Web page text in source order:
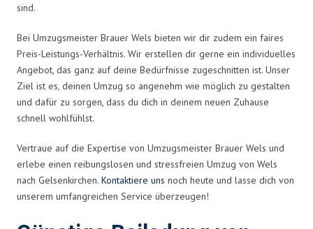
sind.
Bei Umzugsmeister Brauer Wels bieten wir dir zudem ein faires
Preis-Leistungs-Verhältnis. Wir erstellen dir gerne ein individuelles
Angebot, das ganz auf deine Bedürfnisse zugeschnitten ist. Unser
Ziel ist es, deinen Umzug so angenehm wie möglich zu gestalten
und dafür zu sorgen, dass du dich in deinem neuen Zuhause
schnell wohlfühlst.
Vertraue auf die Expertise von Umzugsmeister Brauer Wels und
erlebe einen reibungslosen und stressfreien Umzug von Wels
nach Gelsenkirchen. Kontaktiere uns noch heute und lasse dich von
unserem umfangreichen Service überzeugen!